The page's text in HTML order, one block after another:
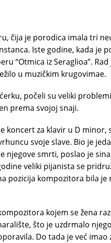
čija je porodica imala tri
Iste godine, kada je
“Otmica iz Seraglioa”.
u muzičkim krugovimae.
počeli su veliki
prema svojoj snaji.
koncert za klavir u D minor,
svoje slave. Bio je
njegove smrti, poslao je
veliki pijanista se
pozicija kompozitora bila je
kojem se žena
što je uzdrmalo
Do tada je već imao